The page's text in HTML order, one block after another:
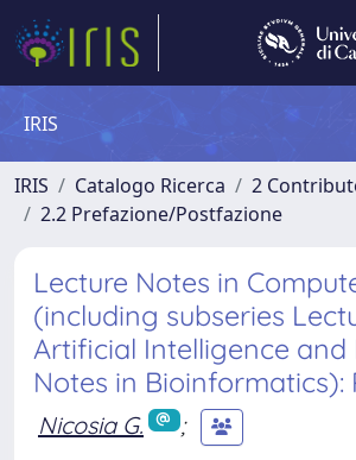
IRIS
IRIS Catalogo Ricerca
2
2.2 Prefazione/Postfazione
Lecture Notes in
(including subseries
Artificial Intelligence and
Notes in Bioinformatics):
Nicosia G.
;